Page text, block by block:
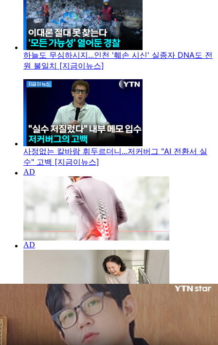
하늘도 무심하시지...인천 '훼손 시신' 실종자 DNA도 전
원 불일치 [지금이뉴스]
사정없는 칼바람 휘두르더니...저커버그 "AI 전환서 실
수" 고백 [지금이뉴스]